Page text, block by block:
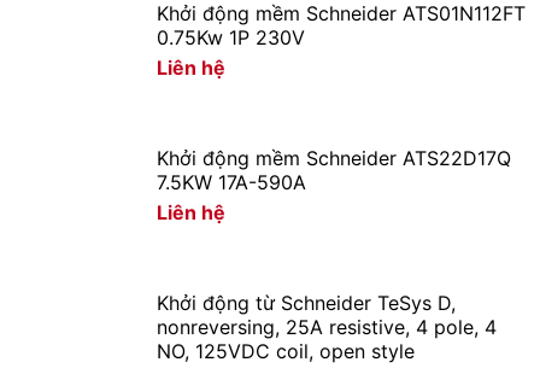
Khởi động mềm Schneider ATS01N112FT
0.75Kw 1P 230V
Liên hệ
Khởi động mềm Schneider ATS22D17Q
7.5KW 17A-590A
Liên hệ
Khởi động từ Schneider TeSys D,
nonreversing, 25A resistive, 4 pole, 4
NO, 125VDC coil, open style